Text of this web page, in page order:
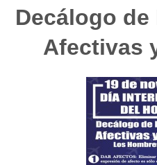
Decálogo
Afectivas